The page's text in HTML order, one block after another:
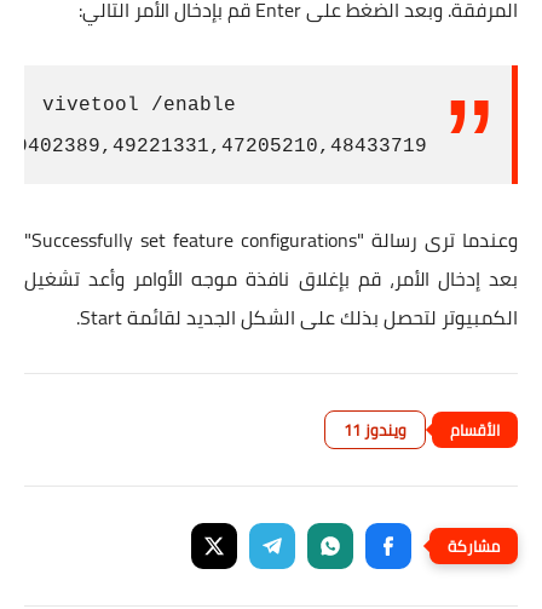
المرفقة. وبعد الضغط على Enter قم بإدخال الأمر التالي:
vivetool /enable
وعندما ترى رسالة "Successfully set feature configurations"
بعد إدخال الأمر، قم بإغلاق نافذة موجه الأوامر وأعد تشغيل
الكمبيوتر لتحصل بذلك على الشكل الجديد لقائمة Start.
ويندوز 11